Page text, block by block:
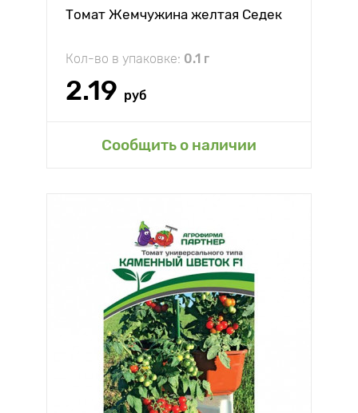
Томат Жемчужина желтая Седек
Кол-во в упаковке: 0.1 г
2.19 руб
Сообщить о наличии